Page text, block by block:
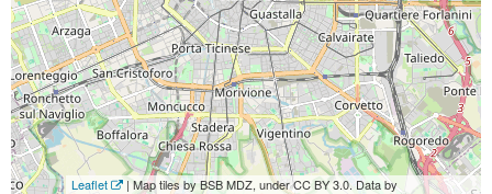
Leaflet
| Map tiles by BSB MDZ, under CC BY 3.0. Data by